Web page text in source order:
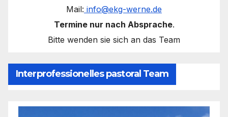
Mail: info@ekg-werne.de
Termine nur nach Absprache.
Bitte wenden sie sich an das Team
Interprofessionelles pastoral Team